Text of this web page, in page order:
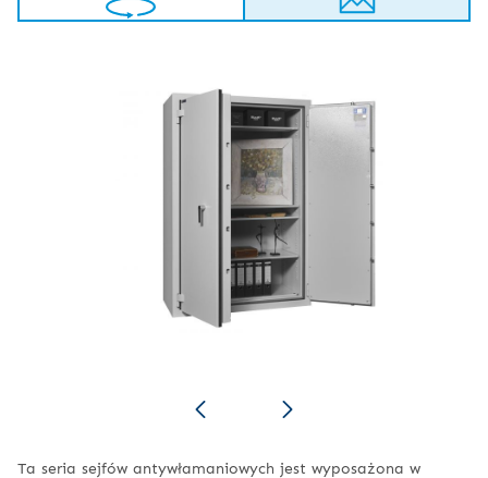
Ta seria sejfów antywłamaniowych jest wyposażona w